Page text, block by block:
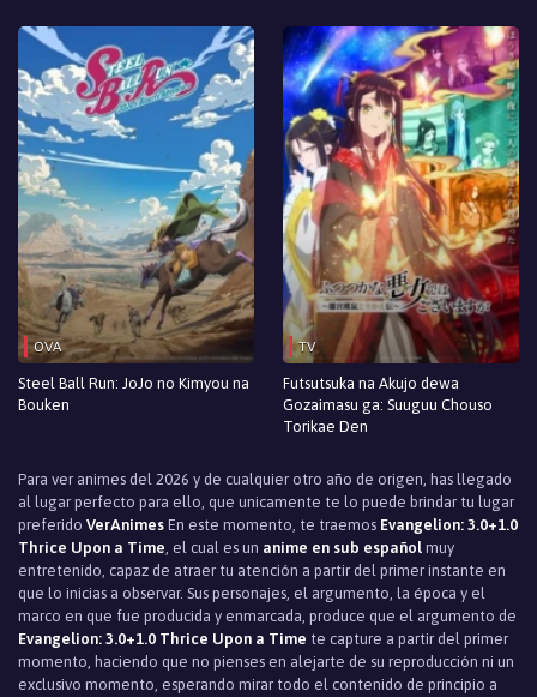
OVA
Steel Ball Run: JoJo no Kimyou na
Bouken
TV
Futsutsuka na Akujo dewa
Gozaimasu ga: Suuguu Chouso
Torikae Den
Para ver animes del 2026 y de cualquier otro año de origen, has llegado
al lugar perfecto para ello, que unicamente te lo puede brindar tu lugar
preferido VerAnimes En este momento, te traemos Evangelion: 3.0+1.0
Thrice Upon a Time , el cual es un anime en sub español muy
entretenido, capaz de atraer tu atención a partir del primer instante en
que lo inicias a observar. Sus personajes, el argumento, la época y el
marco en que fue producida y enmarcada, produce que el argumento de
Evangelion: 3.0+1.0 Thrice Upon a Time te capture a partir del primer
momento, haciendo que no pienses en alejarte de su reproducción ni un
exclusivo momento, esperando mirar todo el contenido de principio a